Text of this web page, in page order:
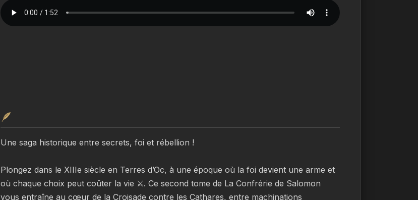
🪶
Une saga historique entre secrets, foi et rébellion !
Plongez dans le XIIIe siècle en Terres d’Oc, à une époque où la foi devient une arme et
où chaque choix peut coûter la vie ⚔️. Ce second tome de La Confrérie de Salomon
vous entraîne au cœur de la Croisade contre les Cathares, entre machinations